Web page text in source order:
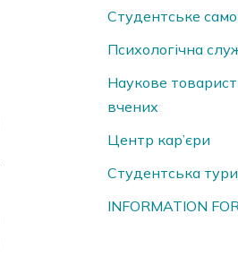
Студентське
Психологічна
Наукове
вчених
Центр кар’єри
Студентська
INFORMATION